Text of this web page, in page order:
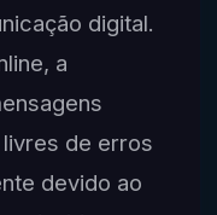
digital.
a
de erros
devido ao